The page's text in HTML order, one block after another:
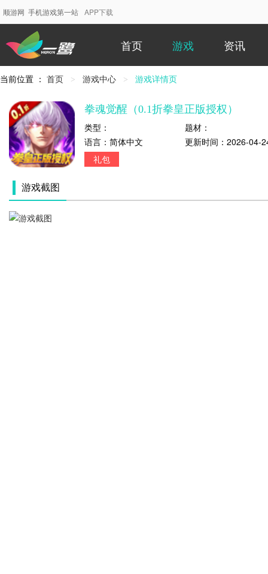
顺游网 手机游戏第一站 APP下载
首页 游戏 资讯
当前位置 ： 首页 游戏中心
当
位
置：
游戏详情页
拳魂觉醒（0.1折拳皇正版授权）
类型：
题材：
语言： 简体中文 更新时间： 2026-04-
礼包
游戏截图